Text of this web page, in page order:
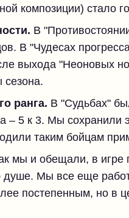
композиции) стало
В
В "Чудесах
выхода "Неоновых
сезона.
ранга. В "Судьбах"
– 5 к 3. Мы сохранили
таким бойцам
мы и обещали, в игре
душе. Мы все еще
постепенным, но в